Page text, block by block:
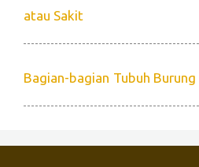
atau Sakit
Bagian-bagian Tubuh Burung